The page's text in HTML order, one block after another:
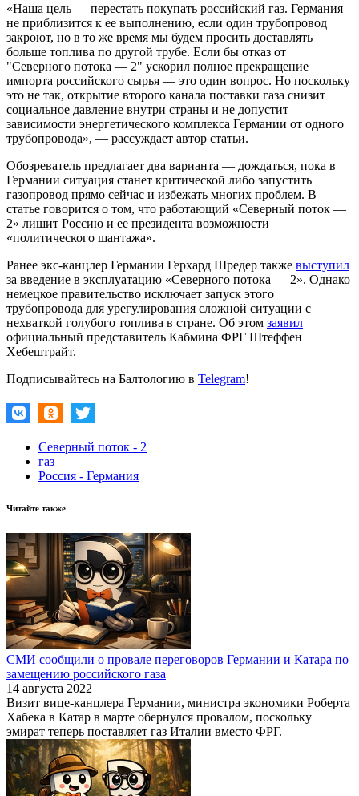
«Наша цель — перестать покупать российский газ. Германия
не приблизится к ее выполнению, если один трубопровод
закроют, но в то же время мы будем просить доставлять
больше топлива по другой трубе. Если бы отказ от
"Северного потока — 2" ускорил полное прекращение
импорта российского сырья — это один вопрос. Но поскольку
это не так, открытие второго канала поставки газа снизит
социальное давление внутри страны и не допустит
зависимости энергетического комплекса Германии от одного
трубопровода», — рассуждает автор статьи.
Обозреватель предлагает два варианта — дождаться, пока в
Германии ситуация станет критической либо запустить
газопровод прямо сейчас и избежать многих проблем. В
статье говорится о том, что работающий «Северный поток —
2» лишит Россию и ее президента возможности
«политического шантажа».
Ранее экс-канцлер Германии Герхард Шредер также выступил
за введение в эксплуатацию «Северного потока — 2». Однако
немецкое правительство исключает запуск этого
трубопровода для урегулирования сложной ситуации с
нехваткой голубого топлива в стране. Об этом заявил
официальный представитель Кабмина ФРГ Штеффен
Хебештрайт.
Подписывайтесь на Балтологию в Telegram!
Северный поток - 2
газ
Россия - Германия
Читайте также
СМИ сообщили о провале переговоров Германии и Катара по
замещению российского газа
14 августа 2022
Визит вице-канцлера Германии, министра экономики Роберта
Хабека в Катар в марте обернулся провалом, поскольку
эмират теперь поставляет газ Италии вместо ФРГ.